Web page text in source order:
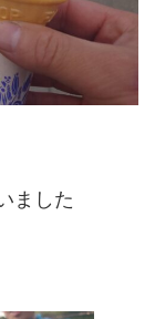
ました